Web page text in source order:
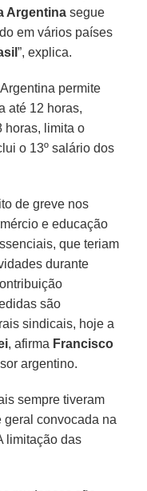
Argentina segue
em vários países
”, explica.
permite
até 12 horas,
horas, limita o
o 13º salário dos
de greve nos
e educação
que teriam
durante
são
sindicais, hoje a
, afirma Francisco
argentino.
sempre tiveram
geral convocada na
limitação das